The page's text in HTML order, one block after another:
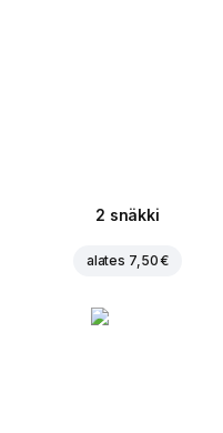
2 snäkki
alates 7,50 €